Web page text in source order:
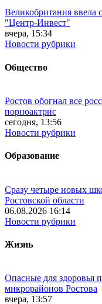
Великобритания ввела
"Центр-Инвест"
вчера, 15:34
Новости рубрики
Общество
Ростов обогнал все
порноактрис
сегодня, 13:56
Новости рубрики
Образование
Сразу четыре новых
Ростовской области
06.08.2026 16:14
Новости рубрики
Жизнь
Опасные для здоровья
микрорайонов Ростова
вчера, 13:57